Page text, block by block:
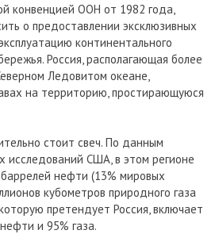
конвенцией ООН от 1982 года,
о предоставлении эксклюзивных
континентального
Россия, располагающая более
Ледовитом океане,
на территорию, простирающуюся
стоит свеч. По данным
исследований США, в этом регионе
нефти (13% мировых
кубометров природного газа
претендует Россия, включает
и 95% газа.